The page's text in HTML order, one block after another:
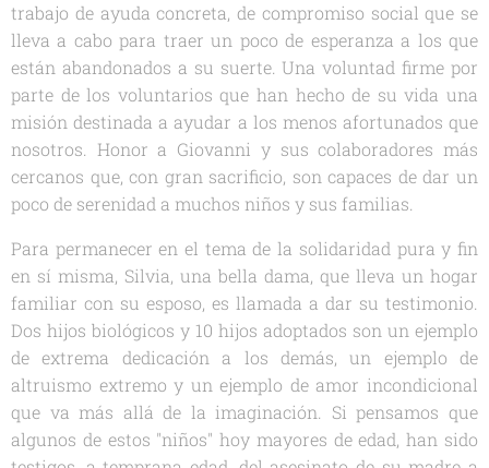
trabajo de ayuda concreta, de compromiso social que se
lleva a cabo para traer un poco de esperanza a los que
están abandonados a su suerte. Una voluntad firme por
parte de los voluntarios que han hecho de su vida una
misión destinada a ayudar a los menos afortunados que
nosotros. Honor a Giovanni y sus colaboradores más
cercanos que, con gran sacrificio, son capaces de dar un
poco de serenidad a muchos niños y sus familias.
Para permanecer en el tema de la solidaridad pura y fin
en sí misma, Silvia, una bella dama, que lleva un hogar
familiar con su esposo, es llamada a dar su testimonio.
Dos hijos biológicos y 10 hijos adoptados son un ejemplo
de extrema dedicación a los demás, un ejemplo de
altruismo extremo y un ejemplo de amor incondicional
que va más allá de la imaginación. Si pensamos que
algunos de estos "niños" hoy mayores de edad, han sido